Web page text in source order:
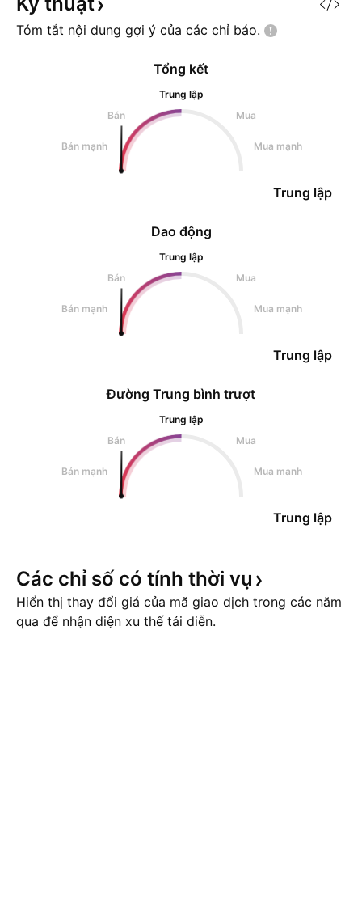
Tóm tắt nội dung gợi ý của các chỉ báo.
Dao động
Trung lập
Bán
Mua
Bán mạnh Mua mạnh
Trung lập
Tổng kết
Trung lập
Bán
Mua
Bán mạnh Mua mạnh
Trung lập
Đường Trung bình trượt
Trung lập
Bán
Mua
Bán mạnh Mua mạnh
Trung lập
Các chỉ số có tính thời vụ
Hiển thị thay đổi giá của mã giao dịch trong các năm
qua để nhận diện xu thế tái diễn.